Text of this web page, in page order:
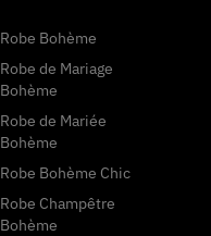
Robe Bohème
Robe de Mariage
Bohème
Robe de Mariée
Bohème
Robe Bohème Chic
Robe Champêtre
Bohème